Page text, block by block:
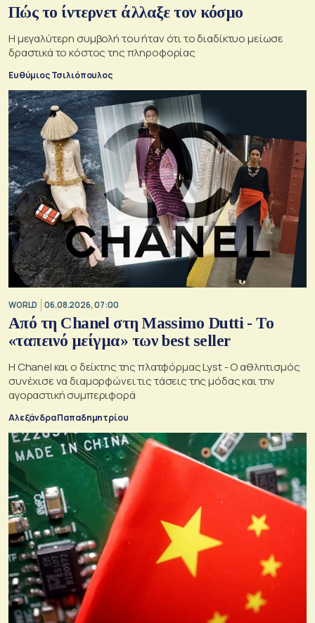
Πώς το ίντερνετ άλλαξε τον κόσμο
Η μεγαλύτερη συμβολή του ήταν ότι το διαδίκτυο μείωσε
δραστικά το κόστος της πληροφορίας
Ευθύμιος Τσιλιόπουλος
WORLD 06.08.2026, 07:00
Από τη Chanel στη Massimo Dutti - Το
«ταπεινό μείγμα» των best seller
Η Chanel και ο δείκτης της πλατφόρμας Lyst - Ο αθλητισμός
συνέχισε να διαμορφώνει τις τάσεις της μόδας και την
αγοραστική συμπεριφορά
Αλεξάνδρα Παπαδημητρίου